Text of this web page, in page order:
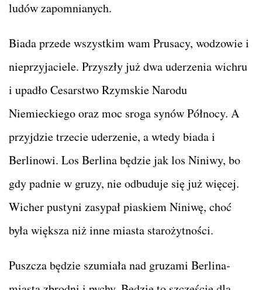
ludów zapomnianych.
Biada przede wszystkim wam Prusacy, wodzowie i
nieprzyjaciele. Przyszły już dwa uderzenia wichru
i upadło Cesarstwo Rzymskie Narodu
Niemieckiego oraz moc sroga synów Północy. A
przyjdzie trzecie uderzenie, a wtedy biada i
Berlinowi. Los Berlina będzie jak los Niniwy, bo
gdy padnie w gruzy, nie odbuduje się już więcej.
Wicher pustyni zasypał piaskiem Niniwę, choć
była większa niż inne miasta starożytności.
Puszcza będzie szumiała nad gruzami Berlina-